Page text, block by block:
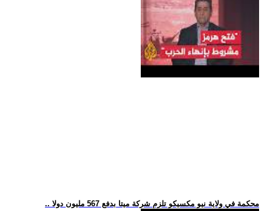
.. محكمة في ولاية نيو مكسيكو تلزم شركة ميتا بدفع 567 مليون دولا